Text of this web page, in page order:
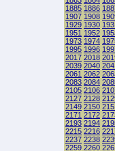
1885 1886
1907 1908
1929 1930
1951 1952
1973 1974
1995 1996
2017 2018
2039 2040
2061 2062
2083 2084
2105 2106
2127 2128
2149 2150
2171 2172
2193 2194
2215 2216
2237 2238
2259 2260